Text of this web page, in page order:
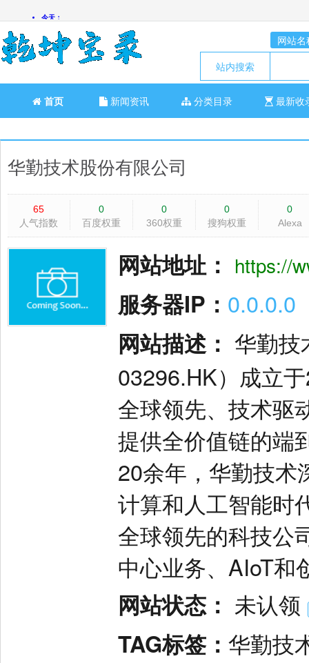
网站名
站内搜索
首页 新闻资讯 分类目录 最新收
华勤技术股份有限公司
65
人气指数
0
百度权重
0
360权重
0
搜狗权重
0
Alexa
网站地址： https://
服务器IP： 0.0.0.0
网站描述： 华勤技
03296.HK）成立
全球领先、技术驱
提供全价值链的端
20余年，华勤技术
计算和人工智能时
全球领先的科技公
中心业务、AIoT和
网站状态： 未认领
TAG标签： 华勤技